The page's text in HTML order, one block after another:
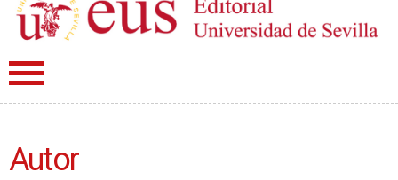
Autor